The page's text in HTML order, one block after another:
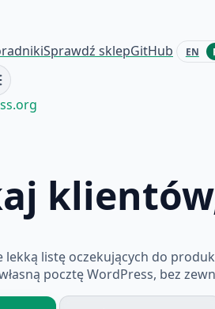
Sprawdź sklepGitHub EN
lekką listę oczekujących do
pocztę WordPress, bez